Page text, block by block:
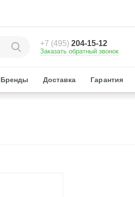
+7 (495)204-15-12
Заказать обратный звонок
Бренды Доставка Гарантия